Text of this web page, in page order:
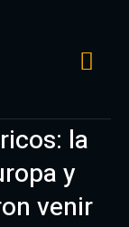
la
y
venir